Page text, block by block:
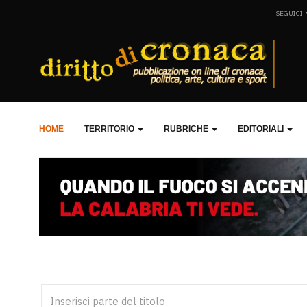
SEGUICI
HOME TERRITORIO RUBRICHE EDITORIALI